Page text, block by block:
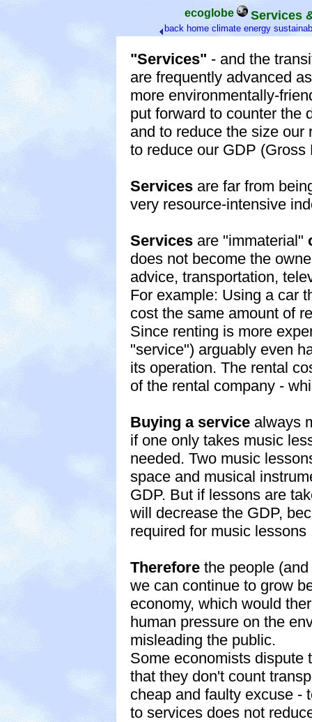
ecoglobe Services
back home climate energy
"Services" - and the
are frequently advanced
more environmentally-
put forward to counter the
and to reduce the size our
to reduce our GDP
Services are far from
very resource-intensive
Services are "immaterial"
does not become the
advice, transportation,
For example: Using a car
cost the same amount of
Since renting is more
"service") arguably even
its operation. The rental
of the rental company -
Buying a service always
if one only takes music
needed. Two music
space and musical
GDP. But if lessons are
will decrease the GDP,
required for music lessons
Therefore the people
we can continue to grow
economy, which would
human pressure on the
misleading the public.
Some economists dispute
that they don't count
cheap and faulty excuse -
to services does not